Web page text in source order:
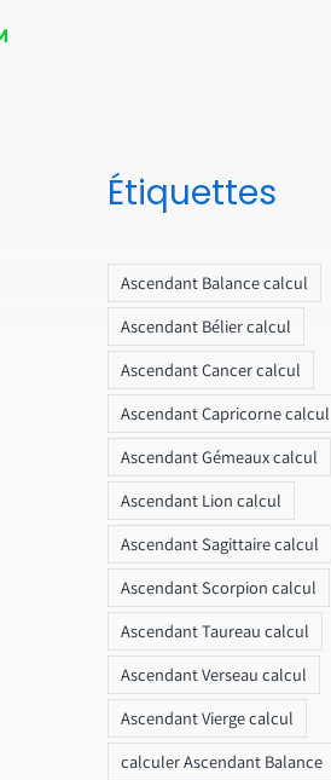
Étiquettes
Ascendant Balance calcul
Ascendant Bélier calcul
Ascendant Cancer calcul
Ascendant Capricorne calcul
Ascendant Gémeaux calcul
Ascendant Lion calcul
Ascendant Sagittaire calcul
Ascendant Scorpion calcul
Ascendant Taureau calcul
Ascendant Verseau calcul
Ascendant Vierge calcul
calculer Ascendant Balance